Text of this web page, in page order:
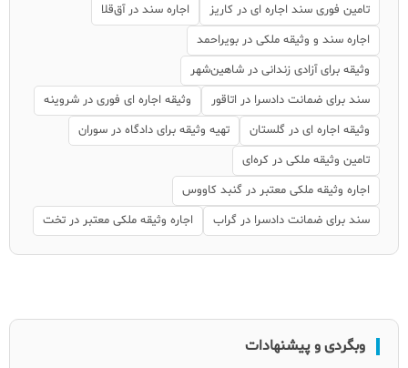
تامین فوری سند اجاره ای در کاریز
اجاره سند در آق‌قلا
اجاره سند و وثیقه ملکی در بویراحمد
وثیقه برای آزادی زندانی در شاهین‌شهر
سند برای ضمانت دادسرا در اتاقور
وثیقه اجاره ای فوری در شروینه
وثیقه اجاره ای در گلستان
تهیه وثیقه برای دادگاه در سوران
تامین وثیقه ملکی در کره‌ای
اجاره وثیقه ملکی معتبر در گنبد کاووس
سند برای ضمانت دادسرا در گراب
اجاره وثیقه ملکی معتبر در تخت
وبگردی و پیشنهادات